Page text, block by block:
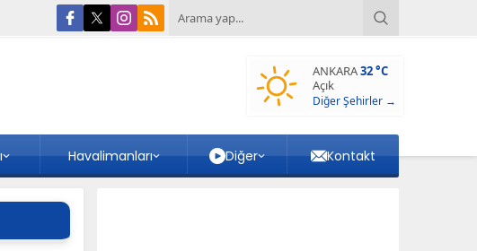
ANKARA32 °C
Açık
Diğer Şehirler →
Havalimanları Diğer Kontakt